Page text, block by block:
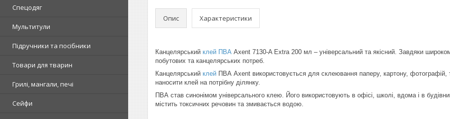
Спецодяг
Мультитули
Підручники та посібники
Товари для тварин
Грилі, мангали, печі
Сейфи
Опис Характеристики
Канцелярський клей ПВА Axent 7130-A Extra 200 мл – універсальний та якісний. Завдяки
побутових та канцелярських потреб.
Канцелярський клей ПВА Axent використовується для склеювання паперу, картону, фотографій,
наносити клей на потрібну ділянку.
ПВА став синонімом універсального клею. Його використовують в офісі, школі, вдома і в
містить токсичних речовин та змивається водою.